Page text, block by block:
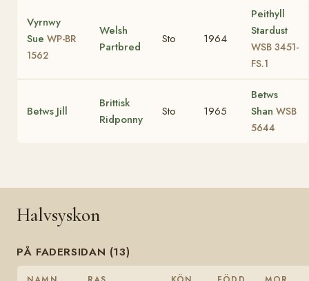
Vyrnwy
Sue WP-BR
1562
Welsh
Partbred
Sto 1964
Peithyll
Stardust
WSB 3451-
FS.1
Betws Jill
Brittisk
Ridponny
Sto 1965
Betws
Shan WSB
5644
Halvsyskon
PÅ FADERSIDAN (13)